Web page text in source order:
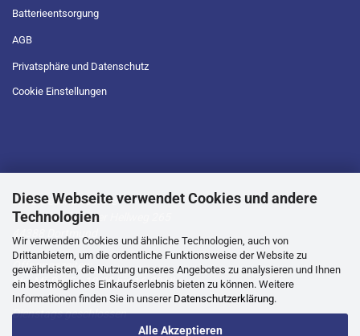
Diese Webseite verwendet Cookies und andere
Technologien
Wir verwenden Cookies und ähnliche Technologien, auch von
Drittanbietern, um die ordentliche Funktionsweise der Website zu
gewährleisten, die Nutzung unseres Angebotes zu analysieren und Ihnen
ein bestmögliches Einkaufserlebnis bieten zu können. Weitere
Informationen finden Sie in unserer Datenschutzerklärung.
Alle Akzeptieren
Batterieentsorgung
AGB
Privatsphäre und Datenschutz
Cookie Einstellungen
D.T.L Geschäftsstelle
Lütgendortmunder Hellweg 265
Öffnungszeiten:
Mo, Mi, Do, Fr -10.00 bis 16.00 Uhr
Dienstags geschlossen